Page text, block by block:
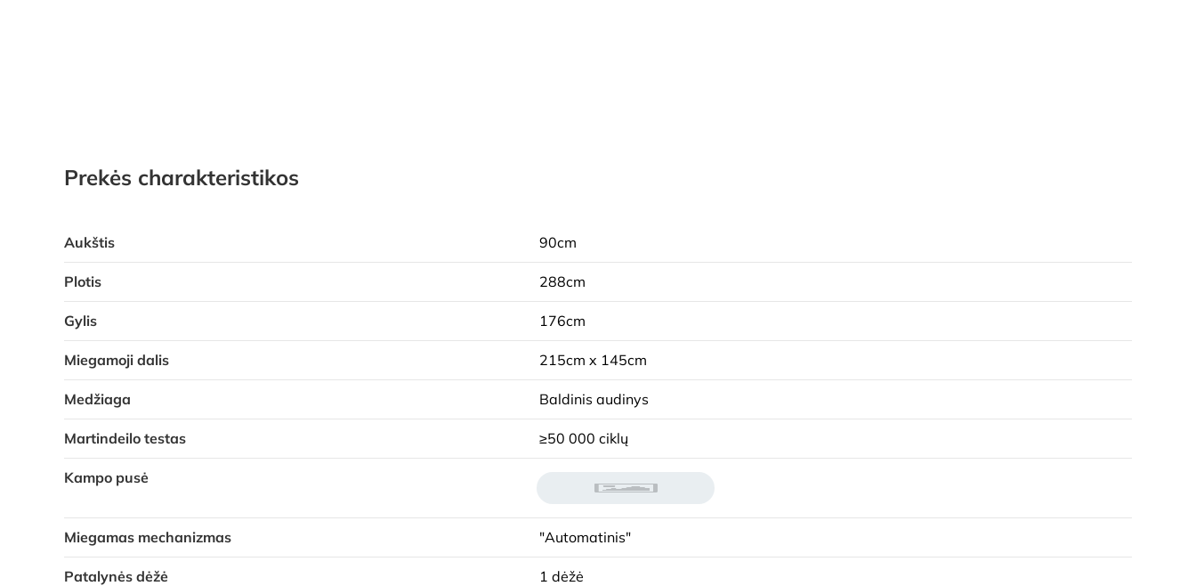
Prekės charakteristikos
Aukštis 90cm
Plotis 288cm
Gylis 176cm
Miegamoji dalis 215cm x 145cm
Medžiaga Baldinis audinys
Martindeilo testas ≥50 000 ciklų
Kampo pusė
Miegamas mechanizmas "Automatinis"
Patalynės dėžė 1 dėžė